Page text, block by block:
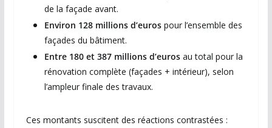
de la façade avant.
Environ 128 millions d’eurospour l’ensemble des
façades du bâtiment.
Entre 180 et 387 millions d’eurosau total pour la
rénovation complète (façades + intérieur), selon
l’ampleur finale des travaux.
Ces montants suscitent des réactions contrastées :